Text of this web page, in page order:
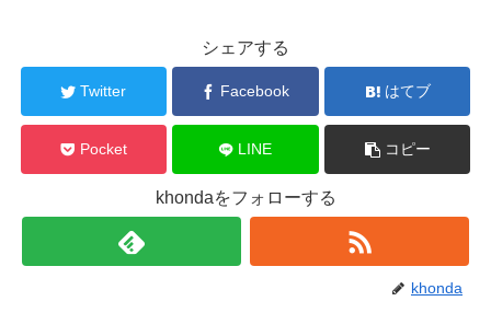
シェアする
Twitter Facebook はてブ
Pocket LINE コピー
khondaをフォローする
khonda